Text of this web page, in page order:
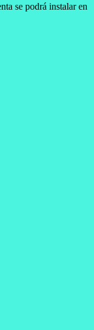
se podrá instalar en